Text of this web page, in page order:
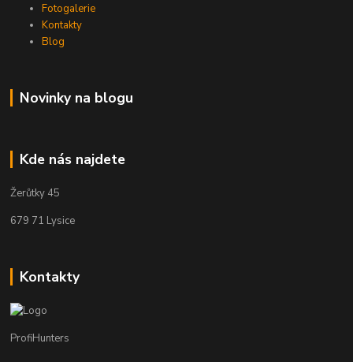
Fotogalerie
Kontakty
Blog
Novinky na blogu
Kde nás najdete
Žerůtky 45
679 71 Lysice
Kontakty
ProfiHunters